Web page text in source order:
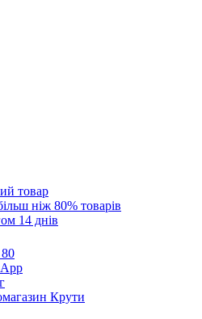
товар
ніж 80% товарів
14 днів